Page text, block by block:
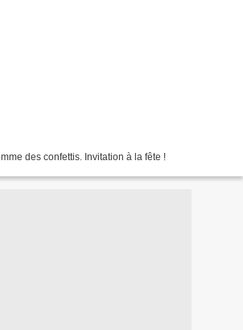
des confettis. Invitation à la fête !